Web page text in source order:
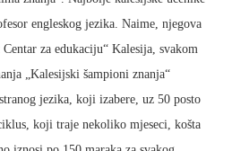
engleskog jezika. Naime, njegova
za edukaciju“ Kalesija, svakom
„Kalesijski šampioni znanja“
jezika, koji izabere, uz 50 posto
koji traje nekoliko mjeseci, košta